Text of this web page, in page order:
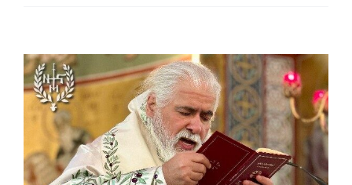
Προβολή
μεγαλύτερης
εικόνας